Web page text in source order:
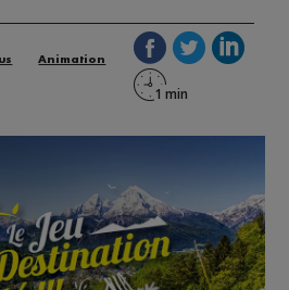
Animation